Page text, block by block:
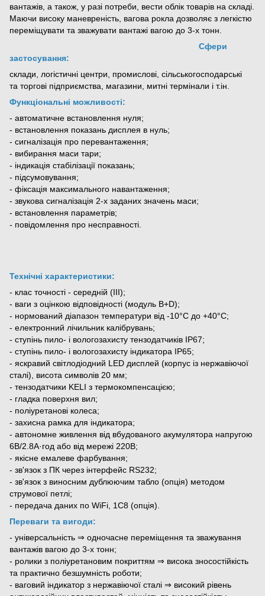
вантажів, а також, у разі потреби, вести облік товарів на складі.
Маючи високу маневреність, вагова рокла дозволяє з легкістю
переміщувати та зважувати вантажі вагою до 3-х тонн.
Сфери
застосування:
склади, логістичні центри, промислові, сільськогосподарські
та торгові підприємства, магазини, митні термінали і т.ін.
Функціональні можливості:
- автоматичне встановлення нуля;
- встановлення показань дисплея в нуль;
- сигналізація про перевантаження;
- вибирання маси тари;
- індикація стабілізації показань;
- підсумовування;
- фіксація максимального навантаження;
- звукова сигналізація 2-х заданих значень маси;
- встановлення параметрів;
- повідомлення про несправності.
Технічні характеристики:
- клас точності - середній (III);
- ваги з оцінкою відповідності (модуль B+D);
- нормований діапазон температури від -10°С до +40°С;
- електронний лічильник калібрувань;
- ступінь пило- і вологозахисту тензодатчиків ІР67;
- ступінь пило- і вологозахисту індикатора ІР65;
- яскравий світлодіодний LED дисплей (корпус із нержавіючої
сталі), висота символів 20 мм;
- тензодатчики KELI з термокомпенсацією;
- гладка поверхня вил;
- поліуретанові колеса;
- захисна рамка для індикатора;
- автономне живлення від вбудованого акумулятора напругою
6В/2.8А·год або від мережі 220В;
- якісне емалеве фарбування;
- зв'язок з ПК через інтерфейс RS232;
- зв'язок з виносним дублюючим табло (опція) методом
струмової петлі;
- передача даних по WiFi, 1C8 (опція).
Переваги та вигоди:
- універсальність ⇒ одночасне переміщення та зважування
вантажів вагою до 3-х тонн;
- ролики з поліуретановим покриттям ⇒ висока зносостійкість
та практично безшумність роботи;
- ваговий індикатор з нержавіючої сталі ⇒ високий рівень